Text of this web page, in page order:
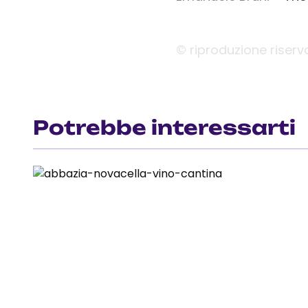
© riproduzione
Potrebbe interessarti